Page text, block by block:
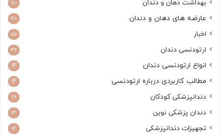
بهداشت دهان و دندان 70
عارضه های دهان و دندان 20
اخبار 56
ارتودنسی دندان 32
انواع ارتودنسی دندان 14
مطالب کاربردی درباره ارتودنسی 14
دندانپزشکی کودکان 19
دندان پزشکی نوین 13
تجهیزات دندانپزشکی 12